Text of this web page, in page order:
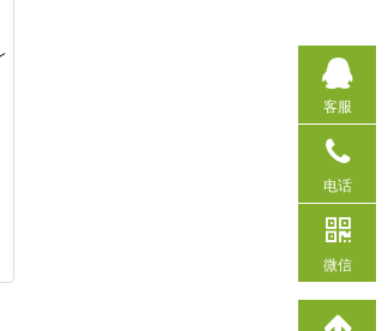
客服
电话
微信